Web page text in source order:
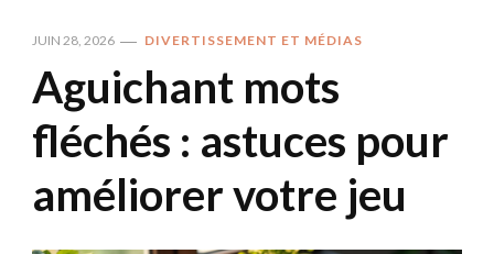
JUIN 28, 2026 DIVERTISSEMENT ET MÉDIAS
Aguichant mots
fléchés : astuces pour
améliorer votre jeu